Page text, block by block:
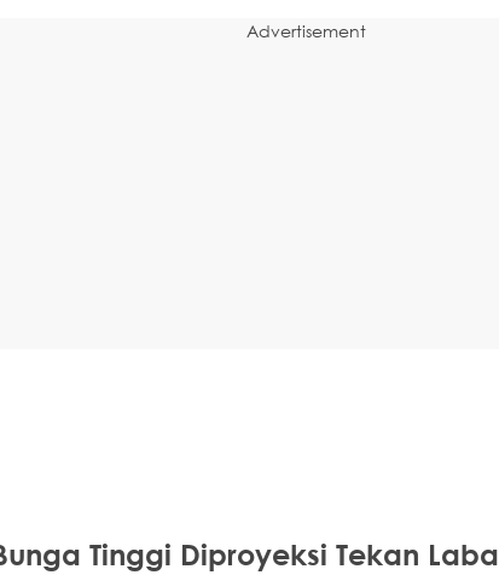
Advertisement
Tinggi Diproyeksi Tekan Laba